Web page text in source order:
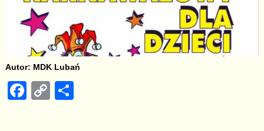
Autor: MDK Lubań
F
C